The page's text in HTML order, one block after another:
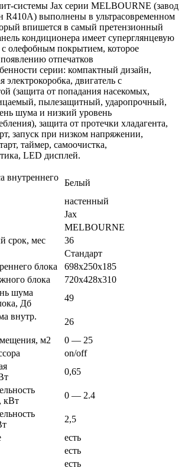
системы Jax серии MELBOURNE (завод
R410A) выполнены в ультрасовременном
впишется в самый претензионный
кондиционера имеет суперглянцевую
с олефобным покрытием, которое
отпечатков
серии: компактный дизайн,
электрокоробка, двигатель с
(защита от попадания насекомых,
пылезащитный, ударопрочный,
шума и низкий уровень
защита от протечки хладагента,
запуск при низком напряжении,
таймер, самоочистка,
LED дисплей.
внутреннего
Белый
настенный
Jax
MELBOURNE
срок, мес
36
Стандарт
блока
698х250х185
блока
720х428х310
шума
Дб
49
внутр.
26
м2
0 — 25
on/off
0,65
кВт
0 — 2.4
2,5
есть
есть
есть